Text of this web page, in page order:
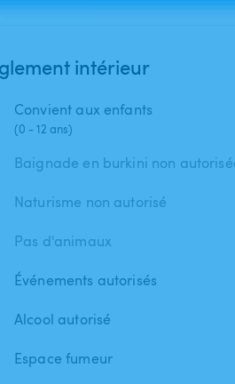
intérieur
Convient aux enfants
(0 - 12 ans)
Baignade en burkini non
Naturisme non autorisé
Pas d'animaux
Événements autorisés
Alcool autorisé
Espace fumeur